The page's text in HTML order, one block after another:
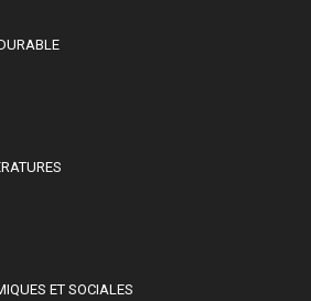
ET SOCIALES